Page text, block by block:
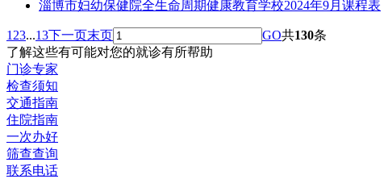
淄博市妇幼保健院全生命周期健康教育学校2024年9月课程表
1 23...13下一页末页 GO共130条
了解这些有可能对您的就诊有所帮助
门诊专家
检查须知
交通指南
住院指南
一次办好
筛查查询
联系电话